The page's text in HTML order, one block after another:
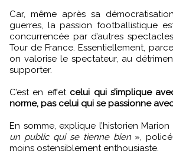
Car, même après sa
guerres, la passion footballistique
concurrencée par d’autres
Tour de France. Essentiellement,
on valorise le spectateur, au
supporter.
C’est en effet celui qui s’implique
norme, pas celui qui se passionne
En somme, explique l’historien Marion
un public qui se tienne bien»,
moins ostensiblement enthousiaste.